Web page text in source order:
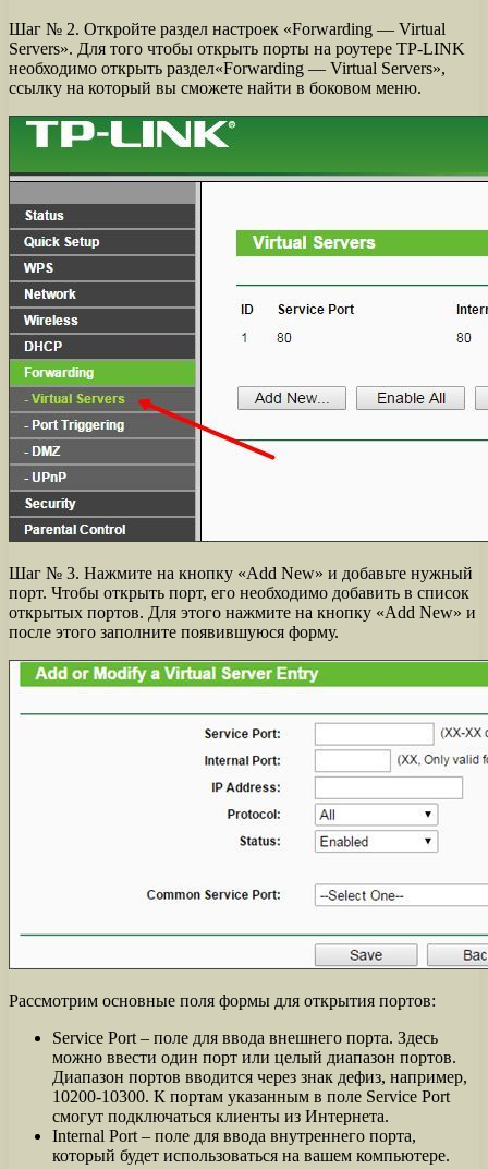
Шаг № 2. Откройте раздел настроек «Forwarding — Virtual
Servers». Для того чтобы открыть порты на роутере TP-LINK
необходимо открыть раздел«Forwarding — Virtual Servers»,
ссылку на который вы сможете найти в боковом меню.
Шаг № 3. Нажмите на кнопку «Add New» и добавьте нужный
порт. Чтобы открыть порт, его необходимо добавить в список
открытых портов. Для этого нажмите на кнопку «Add New» и
после этого заполните появившуюся форму.
Рассмотрим основные поля формы для открытия портов:
Service Port – поле для ввода внешнего порта. Здесь
можно ввести один порт или целый диапазон портов.
Диапазон портов вводится через знак дефиз, например,
10200-10300. К портам указанным в поле Service Port
смогут подключаться клиенты из Интернета.
Internal Port – поле для ввода внутреннего порта,
который будет использоваться на вашем компьютере.